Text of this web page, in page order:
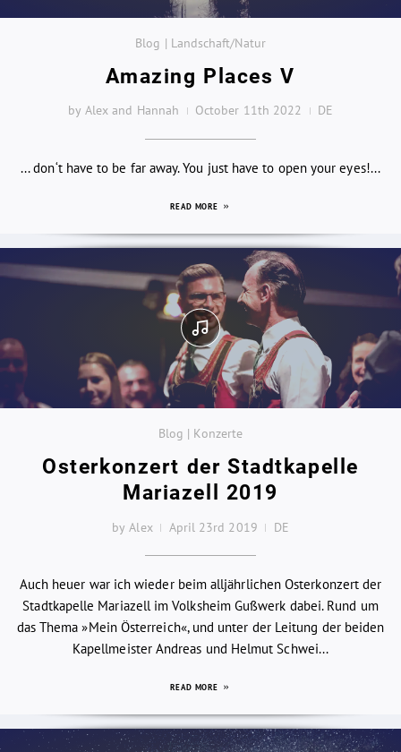
Blog | Landschaft/Natur
Amazing Places V
by Alex and Hannah October 11th 2022 DE
... don‘t have to be far away. You just have to open your eyes!...
READ MORE
Blog | Konzerte
Osterkonzert der Stadtkapelle
Mariazell 2019
by Alex April 23rd 2019 DE
Auch heuer war ich wieder beim alljährlichen Osterkonzert der
Stadtkapelle Mariazell im Volksheim Gußwerk dabei. Rund um
das Thema »Mein Österreich«, und unter der Leitung der beiden
Kapellmeister Andreas und Helmut Schwei...
READ MORE